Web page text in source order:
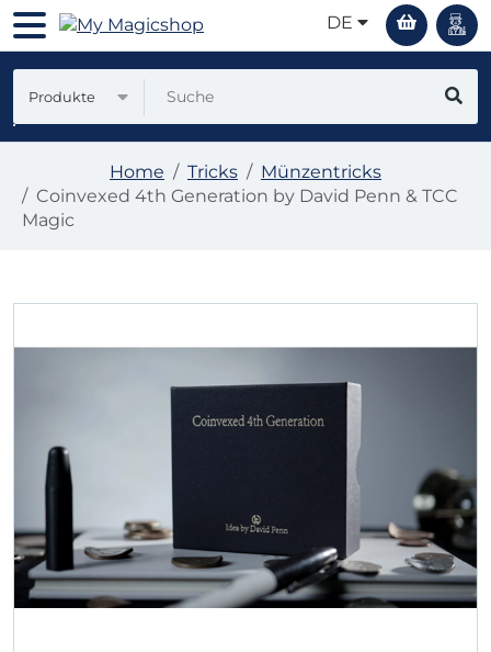
DE
Produkte
Home Tricks
Münzentricks
Coinvexed 4th Generation by David Penn & TCC
Magic